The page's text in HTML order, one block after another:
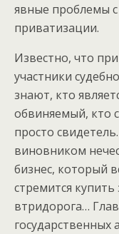
явные проблемы
приватизации.
Известно, что
участники
знают, кто
обвиняемый, кто
просто
виновником
бизнес, который
стремится
втридорога…
государственных